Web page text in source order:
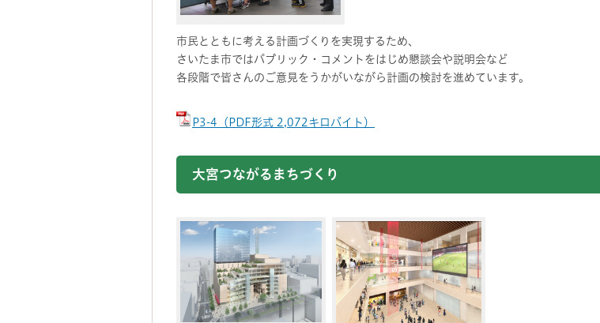
市民とともに考える計画づくりを実現するため、
さいたま市ではパブリック・コメントをはじめ懇談会や説明会など
各段階で皆さんのご意見をうかがいながら計画の検討を進めています。
P3-4（PDF形式 2,072キロバイト）
大宮つながるまちづくり